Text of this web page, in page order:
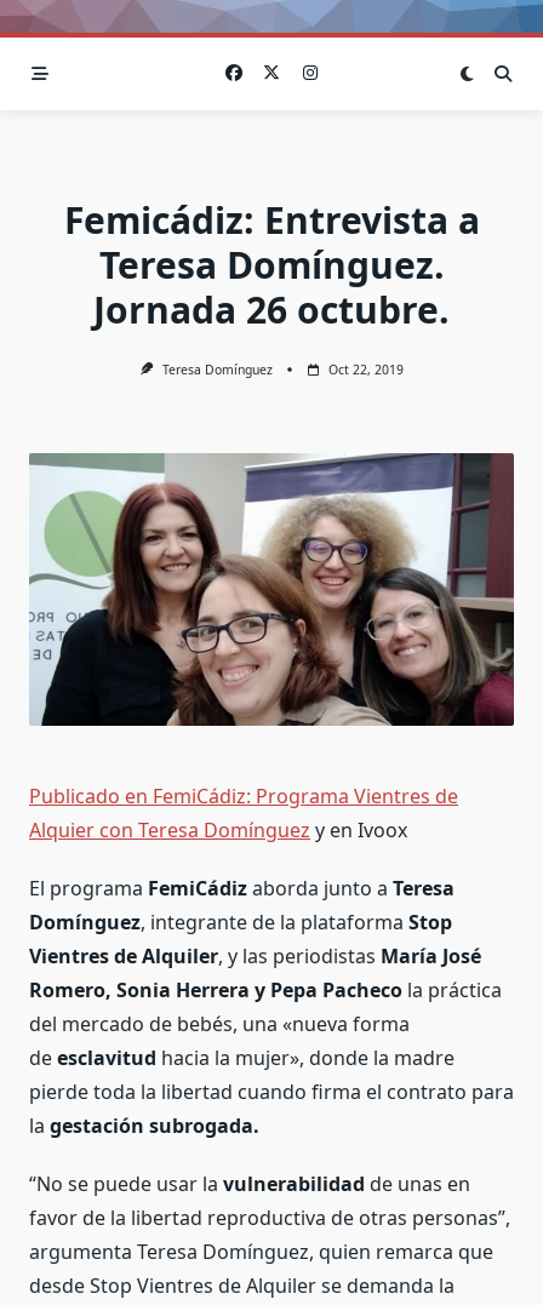
Femicádiz: Entrevista a
Teresa Domínguez.
Jornada 26 octubre.
Teresa Domínguez Oct 22, 2019
Publicado en FemiCádiz: Programa Vientres de
Alquier con Teresa Domínguez y en Ivoox
El programa FemiCádizaborda junto a Teresa
Domínguez, integrante de la plataforma Stop
Vientres de Alquiler, y las periodistas María José
Romero, Sonia Herrera y Pepa Pacheco la práctica
del mercado de bebés, una «nueva forma
deesclavitud hacia la mujer», donde la madre
pierde toda la libertad cuando firma el contrato para
la gestación subrogada.
“No se puede usar la vulnerabilidad de unas en
favor de la libertad reproductiva de otras personas”,
argumenta Teresa Domínguez, quien remarca que
desde Stop Vientres de Alquiler se demanda la